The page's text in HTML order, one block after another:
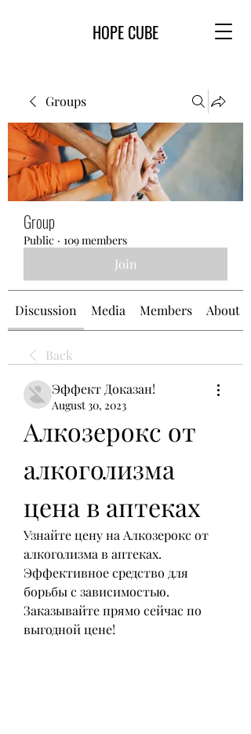
HOPE CUBE
Groups
Group
Public · 109 members
Join
Discussion Media Members About
Back
Эффект Доказан!
August 30, 2023
Алкозерокс от
алкоголизма
цена в аптеках
Узнайте цену на Алкозерокс от
алкоголизма в аптеках.
Эффективное средство для
борьбы с зависимостью.
Заказывайте прямо сейчас по
выгодной цене!